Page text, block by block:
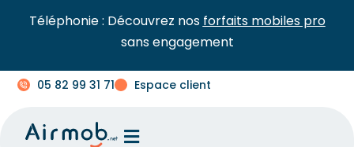
Téléphonie : Découvrez nos forfaits mobiles pro
sans engagement
05 82 99 31 71 Espace client